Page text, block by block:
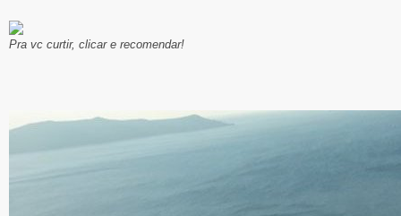
Pra vc curtir, clicar e recomendar!